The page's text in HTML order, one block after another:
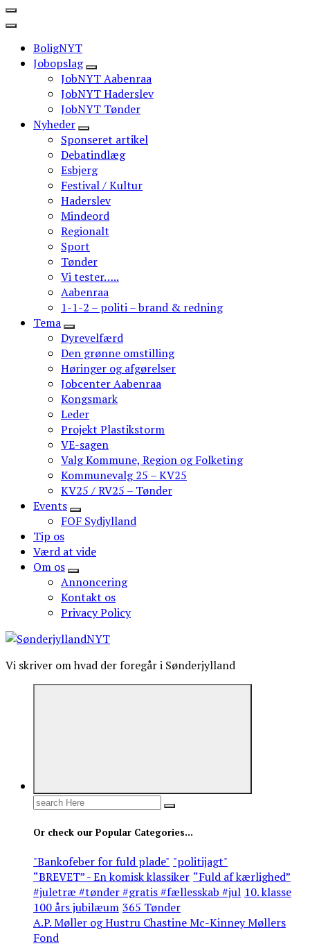
BoligNYT
Jobopslag
JobNYT Aabenraa
JobNYT Haderslev
JobNYT Tønder
Nyheder
Sponseret artikel
Debatindlæg
Esbjerg
Festival / Kultur
Haderslev
Mindeord
Regionalt
Sport
Tønder
Vi tester…..
Aabenraa
1-1-2 – politi – brand & redning
Tema
Dyrevelfærd
Den grønne omstilling
Høringer og afgørelser
Jobcenter Aabenraa
Kongsmark
Leder
Projekt Plastikstorm
VE-sagen
Valg Kommune, Region og Folketing
Kommunevalg 25 – KV25
KV25 / RV25 – Tønder
Events
FOF Sydjylland
Tip os
Værd at vide
Om os
Annoncering
Kontakt os
Privacy Policy
Vi skriver om hvad der foregår i Sønderjylland
Search
Or check our Popular Categories...
"Bankofeber for fuld plade" "politijagt"
“BREVET” - En komisk klassiker “Fuld af kærlighed”
#juletræ #tønder #gratis #fællesskab #jul 10. klasse
100 års jubilæum 365 Tønder
A.P. Møller og Hustru Chastine Mc-Kinney Møllers
Fond